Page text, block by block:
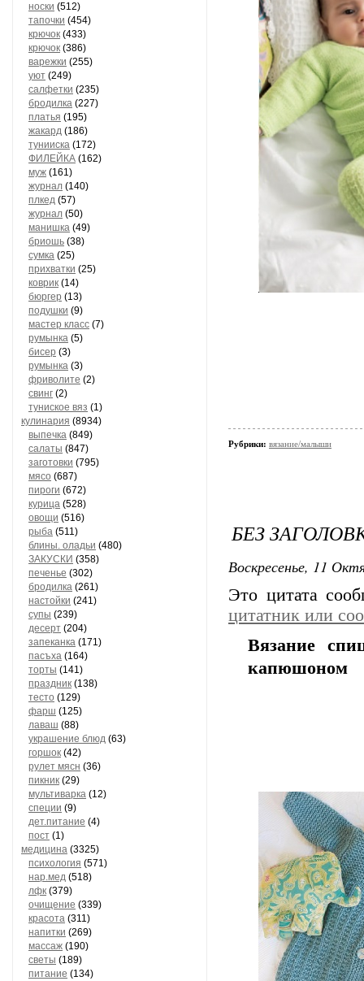
носки (512)
тапочки (454)
крючок (433)
крючок (386)
варежки (255)
уют (249)
салфетки (235)
бродилка (227)
платья (195)
жакард (186)
тунииска (172)
ФИЛЕЙКА (162)
муж (161)
журнал (140)
плкед (57)
журнал (50)
манишка (49)
бриошь (38)
сумка (25)
прихватки (25)
коврик (14)
бюргер (13)
подушки (9)
мастер класс (7)
румынка (5)
бисер (3)
румынка (3)
фриволите (2)
свинг (2)
туниское вяз (1)
кулинария (8934)
выпечка (849)
салаты (847)
заготовки (795)
мясо (687)
пироги (672)
курица (528)
овощи (516)
рыба (511)
блины. оладьи (480)
ЗАКУСКИ (358)
печенье (302)
бродилка (261)
настойки (241)
супы (239)
десерт (204)
запеканка (171)
пасъха (164)
торты (141)
праздник (138)
тесто (129)
фарш (125)
лаваш (88)
украшение блюд (63)
горшок (42)
рулет мясн (36)
пикник (29)
мультиварка (12)
специи (9)
дет.питание (4)
пост (1)
медицина (3325)
психология (571)
нар.мед (518)
лфк (379)
очищение (339)
красота (311)
напитки (269)
массаж (190)
светы (189)
питание (134)
Рубрики: вязание/малыши
БЕЗ
Воскресенье, 11
Это цитата
цитатник или
Вязание
капюшоном